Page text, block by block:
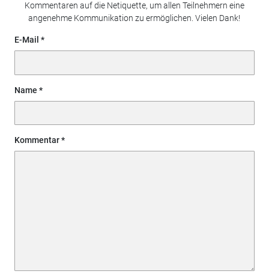
Kommentaren auf die Netiquette, um allen Teilnehmern eine
angenehme Kommunikation zu ermöglichen. Vielen Dank!
E-Mail
Name
Kommentar